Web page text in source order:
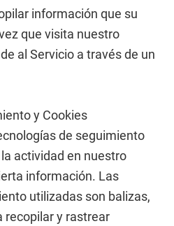
información que su
que visita nuestro
al Servicio a través de un
y Cookies
de seguimiento
actividad en nuestro
información. Las
utilizadas son balizas,
recopilar y rastrear